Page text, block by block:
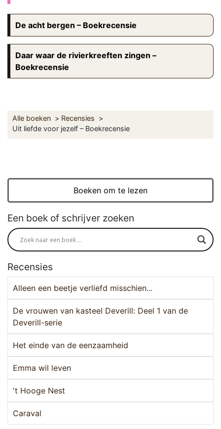
De acht bergen – Boekrecensie
Daar waar de rivierkreeften zingen –
Boekrecensie
Alle boeken
Recensies
Uit liefde voor jezelf – Boekrecensie
Boeken om te lezen
Een boek of schrijver zoeken
Recensies
Alleen een beetje verliefd misschien...
De vrouwen van kasteel Deverill: Deel 1 van de
Deverill-serie
Het einde van de eenzaamheid
Emma wil leven
't Hooge Nest
Caraval